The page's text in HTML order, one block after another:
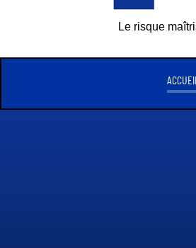
Le risque maîtrisé,
ACCUEIL